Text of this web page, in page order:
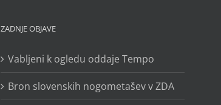
ZADNJE OBJAVE
Vabljeni k ogledu oddaje Tempo
Bron slovenskih nogometašev v ZDA